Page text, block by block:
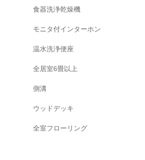
食器洗浄乾燥機
モニタ付インターホン
温水洗浄便座
全居室6畳以上
側溝
ウッドデッキ
全室フローリング